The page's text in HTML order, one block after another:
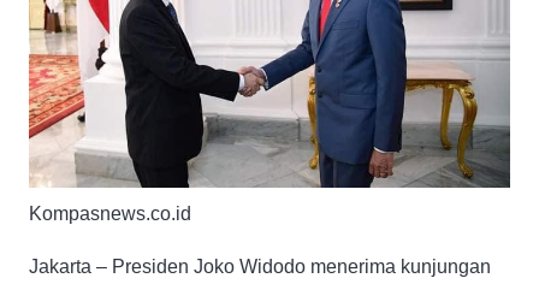
Kompasnews.co.id
Jakarta – Presiden Joko Widodo menerima kunjungan